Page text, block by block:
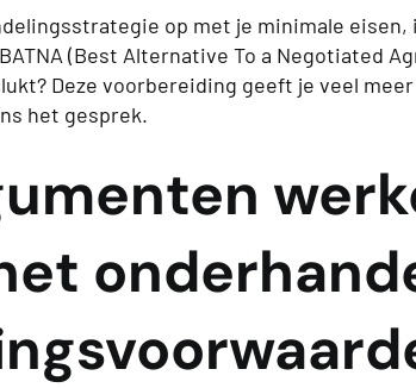
op met je minimale
(Best Alternative To a Negotiated
Deze voorbereiding geeft je veel
het gesprek.